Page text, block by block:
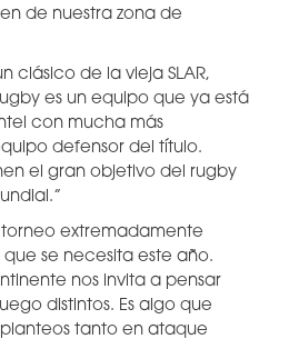
de nuestra zona de
clásico de la vieja SLAR,
es un equipo que ya está
con mucha más
defensor del título.
el gran objetivo del rugby
torneo extremadamente
se necesita este año.
nos invita a pensar
distintos. Es algo que
tanto en ataque